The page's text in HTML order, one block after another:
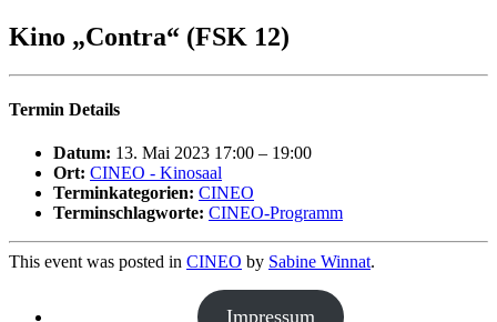
Kino „Contra“ (FSK 12)
Termin Details
Datum: 13. Mai 2023 17:00 – 19:00
Ort: CINEO - Kinosaal
Terminkategorien: CINEO
Terminschlagworte: CINEO-Programm
This event was posted in CINEO by Sabine Winnat.
Impressum